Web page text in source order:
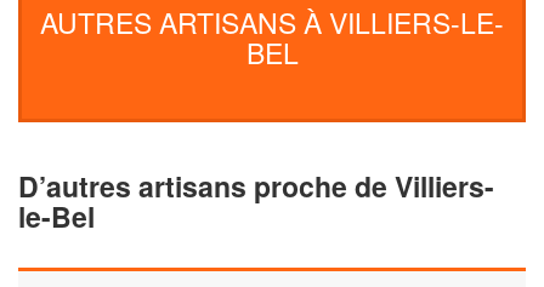
AUTRES ARTISANS À VILLIERS-LE-
BEL
D’autres artisans proche de Villiers-
le-Bel